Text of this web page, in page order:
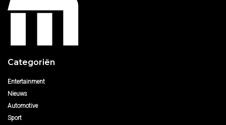
Categoriën
Entertainment
Nieuws
Automotive
Sport